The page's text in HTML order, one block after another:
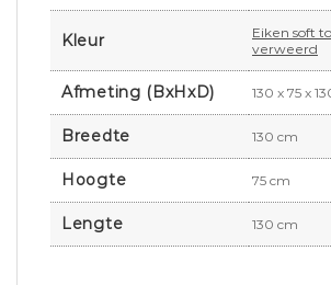
Kleur
Eiken soft
verweerd
Afmeting (BxHxD) 130 x 75 x
Breedte 130 cm
Hoogte 75 cm
Lengte 130 cm